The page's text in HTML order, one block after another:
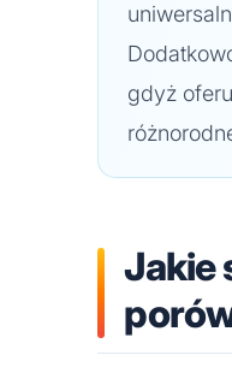
gdyż
Jakie